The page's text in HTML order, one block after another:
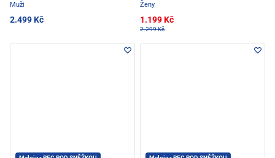
Muži
2.499 Kč
Ženy
1.199 Kč
2.299 Kč